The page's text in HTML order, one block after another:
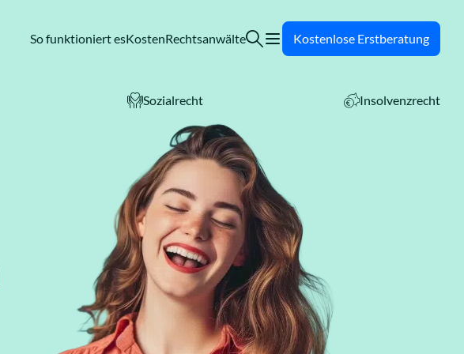
So funktioniert esKostenRechtsanwälte Kostenlose Erstberatung
Sozialrecht Insolvenzrecht